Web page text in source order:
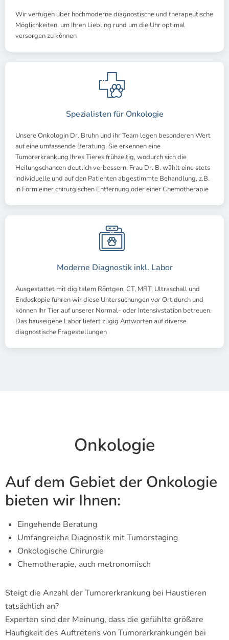
Wir verfügen über hochmoderne diagnostische und therapeutische
Möglichkeiten, um Ihren Liebling rund um die Uhr optimal
versorgen zu können
Spezialisten für Onkologie
Unsere Onkologin Dr. Bruhn und ihr Team legen besonderen Wert
auf eine umfassende Beratung. Sie erkennen eine
Tumorerkrankung Ihres Tieres frühzeitig, wodurch sich die
Heilungschancen deutlich verbessern. Frau Dr. B. wählt eine stets
individuelle und auf den Patienten abgestimmte Behandlung, z.B.
in Form einer chirurgischen Entfernung oder einer Chemotherapie
Moderne Diagnostik inkl. Labor
Ausgestattet mit digitalem Röntgen, CT, MRT, Ultraschall und
Endoskopie führen wir diese Untersuchungen vor Ort durch und
können Ihr Tier auf unserer Normal- oder Intensivstation betreuen.
Das hauseigene Labor liefert zügig Antworten auf diverse
diagnostische Fragestellungen
Onkologie
Auf dem Gebiet der Onkologie
bieten wir Ihnen:
Eingehende Beratung
Umfangreiche Diagnostik mit Tumorstaging
Onkologische Chirurgie
Chemotherapie, auch metronomisch
Steigt die Anzahl der Tumorerkrankung bei Haustieren
tatsächlich an?
Experten sind der Meinung, dass die gefühlte größere
Häufigkeit des Auftretens von Tumorerkrankungen bei